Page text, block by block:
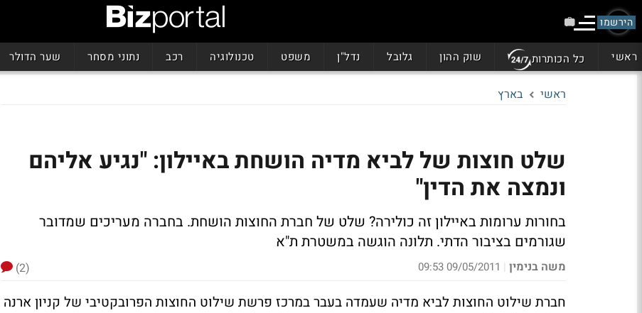
הירשמו
ראשי כל הכותרות שוק ההון גלובל נדל"ן משפט טכנולוגיה רכב נתוני מסחר שער הדולר
ראשי בארץ
שלט חוצות של לביא מדיה הושחת באיילון: "נגיע אליהם
ונמצה את הדין"
בחורות ערומות באיילון זה כולירה? שלט של חברת החוצות הושחת. בחברה מעריכים שמדובר
שגורמים בציבור הדתי. תלונה הוגשה במשטרת ת"א
משה בנימין |
09/05/2011 09:53
(2)
חברת שילוט החוצות לביא מדיה שעמדה בעבר במרכז פרשת שילוט החוצות הפרובקטיבי של קניון ארנה